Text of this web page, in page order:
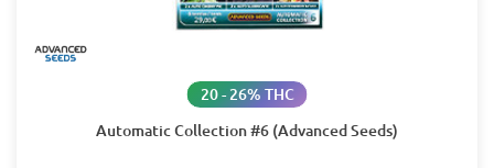
Automatic Collection #6 (Advanced Seeds)
20 - 26% THC